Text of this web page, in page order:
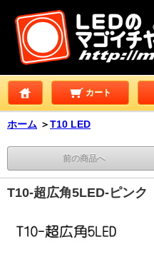
カート
ホーム ＞T10 LED
前の商品へ
T10-超広角5LED-ピンク